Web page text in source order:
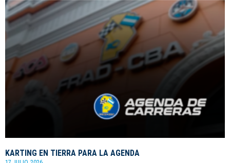
KARTING EN TIERRA PARA LA AGENDA